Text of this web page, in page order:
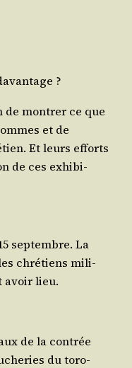
?
de mon­trer ce que
et de
Et leurs efforts
de ces exhi­bi­
sep­tembre. La
chré­tiens mili­
avoir lieu.
de la contrée
du toro­